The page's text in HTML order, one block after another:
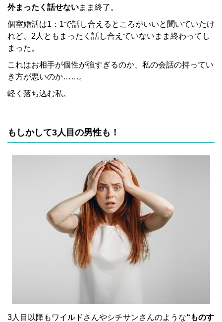
外まったく話せないまま終了。
個室婚活は1：1で話し合えるところがいいと聞いていたけ
れど、2人ともまったく話し合えていないまま終わってし
まった。
これはお相手が個性が強すぎるのか、私の会話の持ってい
き方が悪いのか……。
軽く落ち込む私。
もしかして3人目の男性も！
3人目以降もワイルドさんやシチサンさんのような“ものす